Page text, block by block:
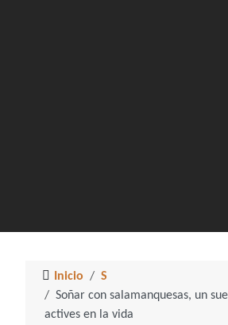
Inicio
S
Soñar con salamanquesas, un
actives en la vida